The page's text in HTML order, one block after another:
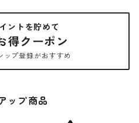
ントを貯めて
得クーポン
ップ登録がおすすめ
ップ商品